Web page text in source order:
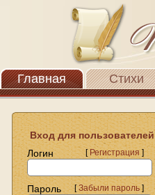
Главная Стихи
Вход для пользователей
Логин
[Регистрация]
Пароль [Забыли пароль]